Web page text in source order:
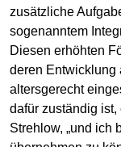
zusätzliche
sogenanntem
Diesen erhöhten
deren Entwicklung
altersgerecht
dafür zuständig ist,
Strehlow, „und ich